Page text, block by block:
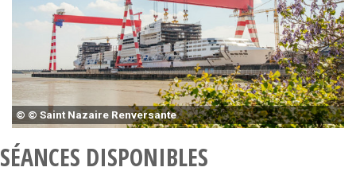
© © Saint Nazaire Renversante
SÉANCES DISPONIBLES